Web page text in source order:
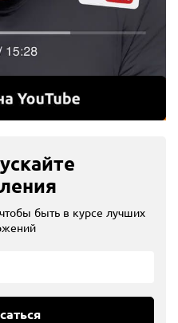
быть в курсе лучших